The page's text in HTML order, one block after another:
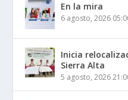
En la mira
6 agosto, 2026
Inicia
Sierra Alta
5 agosto, 2026